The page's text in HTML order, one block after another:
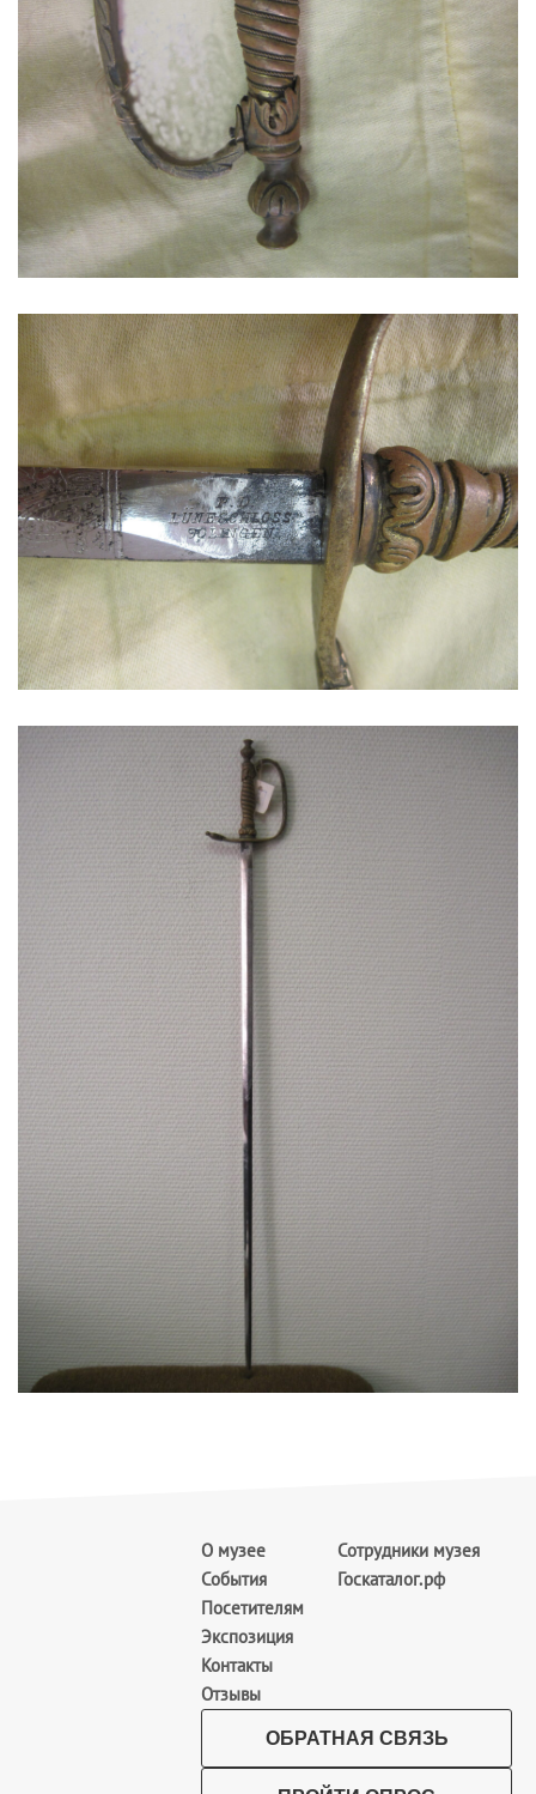
О музее
События
Посетителям
Экспозиция
Контакты
Отзывы
Сотрудники музея
Госкаталог.рф
ОБРАТНАЯ СВЯЗЬ